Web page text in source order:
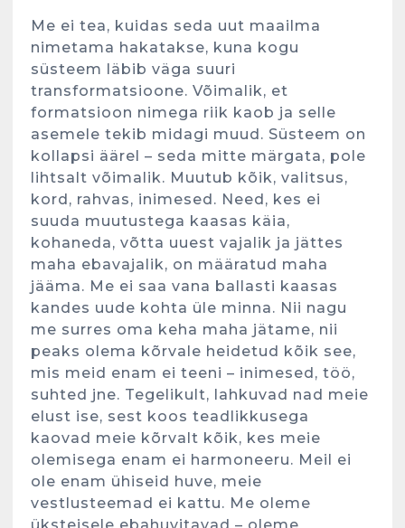
Me ei tea, kuidas seda uut maailma
nimetama hakatakse, kuna kogu
süsteem läbib väga suuri
transformatsioone. Võimalik, et
formatsioon nimega riik kaob ja selle
asemele tekib midagi muud. Süsteem on
kollapsi äärel – seda mitte märgata, pole
lihtsalt võimalik. Muutub kõik, valitsus,
kord, rahvas, inimesed. Need, kes ei
suuda muutustega kaasas käia,
kohaneda, võtta uuest vajalik ja jättes
maha ebavajalik, on määratud maha
jääma. Me ei saa vana ballasti kaasas
kandes uude kohta üle minna. Nii nagu
me surres oma keha maha jätame, nii
peaks olema kõrvale heidetud kõik see,
mis meid enam ei teeni – inimesed, töö,
suhted jne. Tegelikult, lahkuvad nad meie
elust ise, sest koos teadlikkusega
kaovad meie kõrvalt kõik, kes meie
olemisega enam ei harmoneeru. Meil ei
ole enam ühiseid huve, meie
vestlusteemad ei kattu. Me oleme